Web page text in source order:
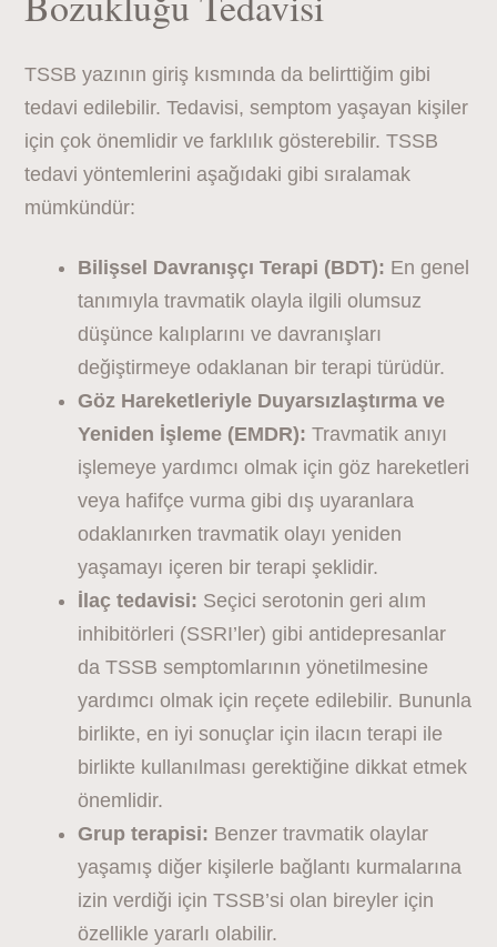
TSSB yazının giriş kısmında da belirttiğim gibi
tedavi edilebilir. Tedavisi, semptom yaşayan kişiler
için çok önemlidir ve farklılık gösterebilir. TSSB
tedavi yöntemlerini aşağıdaki gibi sıralamak
mümkündür:
Bilişsel Davranışçı Terapi (BDT): En genel
tanımıyla travmatik olayla ilgili olumsuz
düşünce kalıplarını ve davranışları
değiştirmeye odaklanan bir terapi türüdür.
Göz Hareketleriyle Duyarsızlaştırma ve
Yeniden İşleme (EMDR): Travmatik anıyı
işlemeye yardımcı olmak için göz hareketleri
veya hafifçe vurma gibi dış uyaranlara
odaklanırken travmatik olayı yeniden
yaşamayı içeren bir terapi şeklidir.
İlaç tedavisi: Seçici serotonin geri alım
inhibitörleri (SSRI’ler) gibi antidepresanlar
da TSSB semptomlarının yönetilmesine
yardımcı olmak için reçete edilebilir. Bununla
birlikte, en iyi sonuçlar için ilacın terapi ile
birlikte kullanılması gerektiğine dikkat etmek
önemlidir.
Grup terapisi: Benzer travmatik olaylar
yaşamış diğer kişilerle bağlantı kurmalarına
izin verdiği için TSSB’si olan bireyler için
özellikle yararlı olabilir.